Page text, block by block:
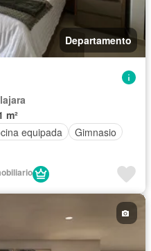
Departamento
m²
equipada
Gimnasio